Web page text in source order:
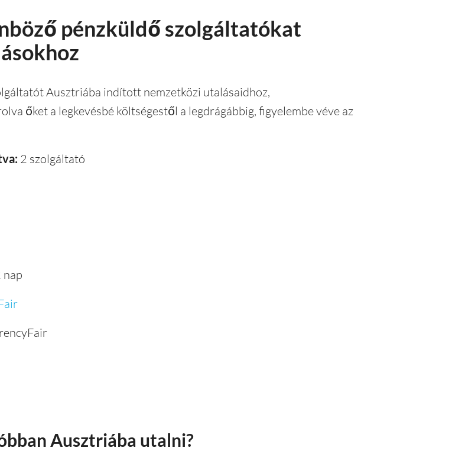
pénzküldő szolgáltatókat
Ausztriába indított nemzetközi utalásaidhoz,
őket a legkevésbé költségestől a legdrágábbig, figyelembe véve az
2 szolgáltató
nap
Ausztriába utalni?